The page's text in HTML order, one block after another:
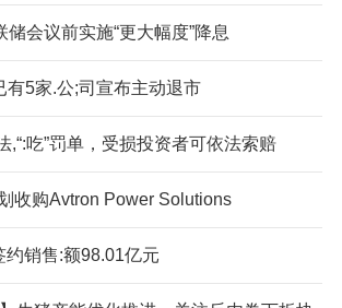
会议前实施“更大幅度”降息
有5家.公;司宣布主动退市
,“:吃”罚单，受损投资者可依法索赔
收购Avtron Power Solutions
约销售:额98.01亿元